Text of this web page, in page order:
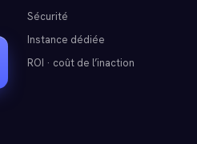
Sécurité
Instance dédiée
ROI · coût de l’inaction